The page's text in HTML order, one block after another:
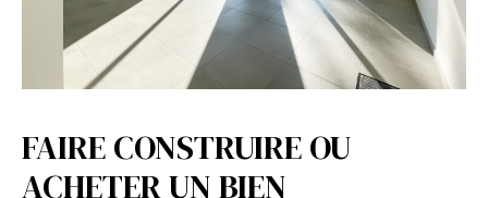
FAIRE CONSTRUIRE OU
ACHETER UN BIEN